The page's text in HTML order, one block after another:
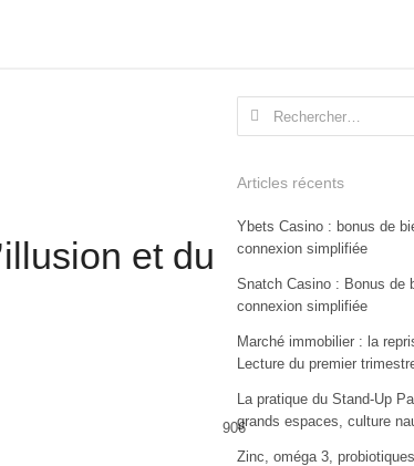
et du
906
Rechercher :
Articles récents
Ybets Casino : bonus de
connexion simplifiée
Snatch Casino : Bonus de
connexion simplifiée
Marché immobilier : la
Lecture du premier
La pratique du Stand-Up
grands espaces, culture
Zinc, oméga 3,